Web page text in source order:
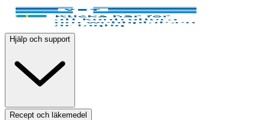
Hjälp och support
Recept och läkemedel